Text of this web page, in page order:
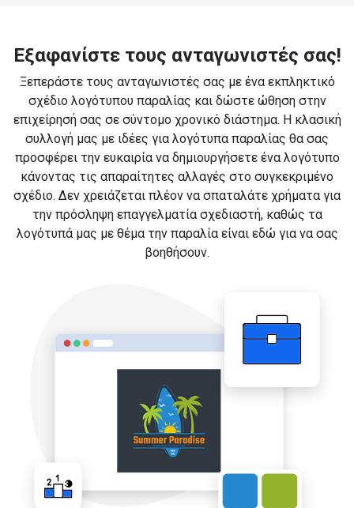
Εξαφανίστε τους ανταγωνιστές σας!
Ξεπεράστε τους ανταγωνιστές σας με ένα εκπληκτικό
σχέδιο λογότυπου παραλίας και δώστε ώθηση στην
επιχείρησή σας σε σύντομο χρονικό διάστημα. Η κλασική
συλλογή μας με ιδέες για λογότυπα παραλίας θα σας
προσφέρει την ευκαιρία να δημιουργήσετε ένα λογότυπο
κάνοντας τις απαραίτητες αλλαγές στο συγκεκριμένο
σχέδιο. Δεν χρειάζεται πλέον να σπαταλάτε χρήματα για
την πρόσληψη επαγγελματία σχεδιαστή, καθώς τα
λογότυπά μας με θέμα την παραλία είναι εδώ για να σας
βοηθήσουν.